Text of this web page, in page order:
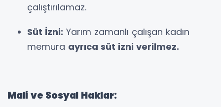
çalıştırılamaz.
Süt İzni: Yarım zamanlı çalışan kadın
memura ayrıca süt izni verilmez.
Mali ve Sosyal Haklar: